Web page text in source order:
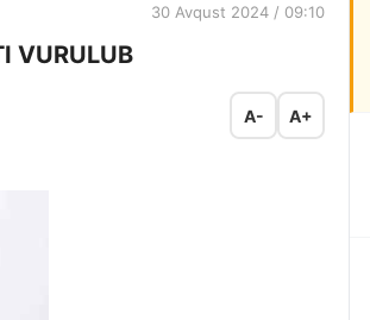
30 Avqust 2024 / 09:10
VURULUB
A- A+